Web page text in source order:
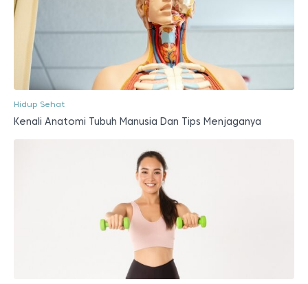
Hidup Sehat
Kenali Anatomi Tubuh Manusia Dan Tips Menjaganya